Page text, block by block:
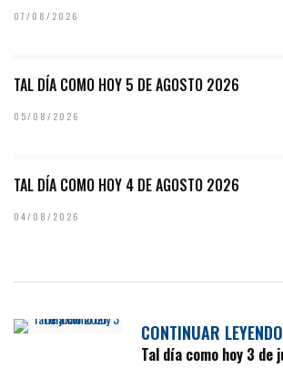
07/08/2026
TAL DÍA COMO HOY 5 DE AGOSTO 2026
05/08/2026
TAL DÍA COMO HOY 4 DE AGOSTO 2026
04/08/2026
CONTINUAR LEYENDO
Tal día como hoy 3 de